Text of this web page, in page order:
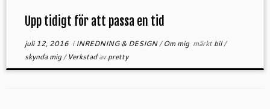
Upp tidigt för att passa en tid
juli 12, 2016i INREDNING & DESIGN/Om mig märktbil/
skynda mig/ Verkstadavpretty